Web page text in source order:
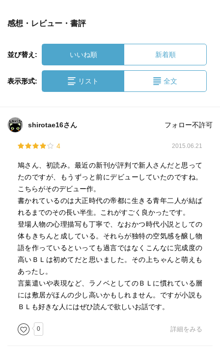
感想・レビュー・書評
並び替え: いいね順 新着順
表示形式: リスト 全文
shirotae16さん フォロー不許可
4 2015.06.21
鳩さん、初読み。最近の新刊が評判で新人さんだと思って
たのですが、もうずっと前にデビューしていたのですね。
こちらがそのデビュー作。
書かれているのは大正時代の帝都に生きる青年二人が結ば
れるまでのその長い半生。これがすごく良かったです。
登場人物の心理描写も丁寧で、なおかつ時代小説としての
体もきちんと成している。それらが独特の空気感を醸し物
語を作っているといっても過言ではなくこんなに完成度の
高いＢＬは初めてだと思いました。その上ちゃんと萌えも
あったし。
言葉遣いや表現など、ラノベとしてのＢＬに慣れている層
には敷居がほんの少し高いかもしれません。ですが小説も
ＢＬも好きな人にはぜひ読んで欲しいお話です。
0 詳細をみる